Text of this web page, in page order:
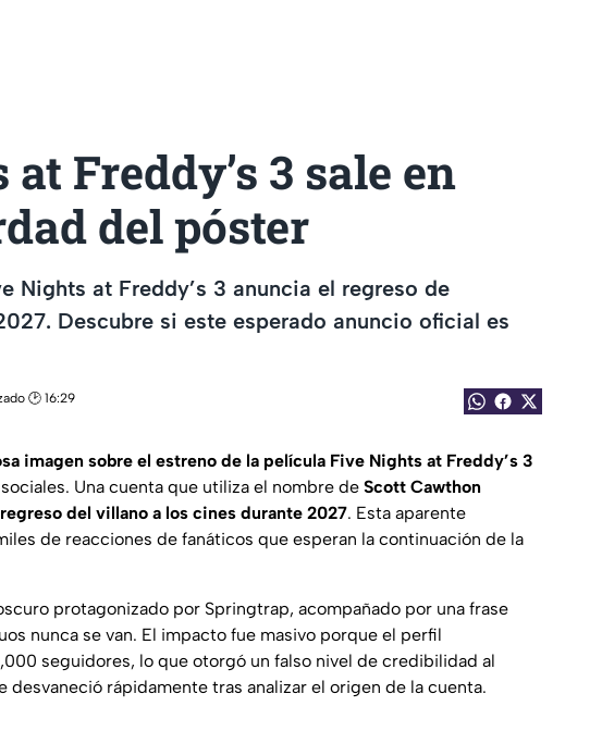
Freddy’s 3 sale en
del póster
Nights at Freddy’s 3 anuncia el regreso de
Descubre si este esperado anuncio oficial es
🕑 16:29
imagen sobre el estreno de la película Five Nights at Freddy’s 3
Una cuenta que utiliza el nombre de Scott Cawthon
regreso del villano a los cines durante 2027. Esta aparente
de reacciones de fanáticos que esperan la continuación de la
protagonizado por Springtrap, acompañado por una frase
nunca se van. El impacto fue masivo porque el perfil
seguidores, lo que otorgó un falso nivel de credibilidad al
desvaneció rápidamente tras analizar el origen de la cuenta.